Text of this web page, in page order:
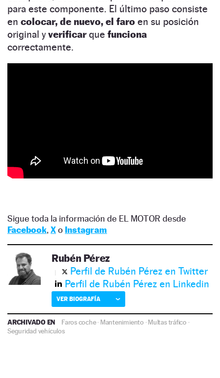
para este componente. El último paso consiste
en colocar, de nuevo, el faro en su posición
original yverificarque funciona
correctamente.
Sigue toda la información de EL MOTOR desde
Facebook, Xo Instagram
Rubén Pérez
Perfil de Rubén Pérez en Twitter
Perfil de Rubén Pérez en Linkedin
VER BIOGRAFÍA
ARCHIVADO EN Faros coche· Mantenimiento ·Multas tráfico ·
Seguridad vehículos